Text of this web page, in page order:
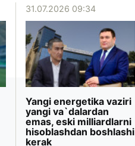
31.07.2026 09:34
Yangi energetika vaziri
yangi va`dalardan
emas, eski milliardlarni
hisoblashdan boshlashi
kerak